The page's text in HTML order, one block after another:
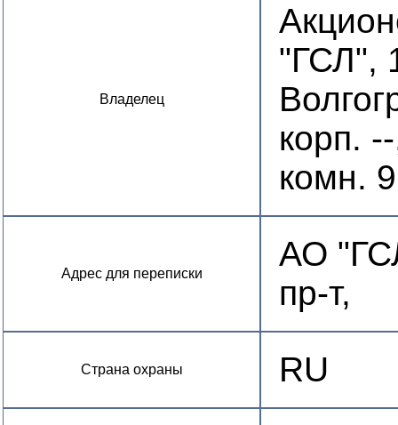
Владелец
"ГСЛ",
корп.
комн.
Адрес для переписки
АО
пр-т,
Страна охраны
RU